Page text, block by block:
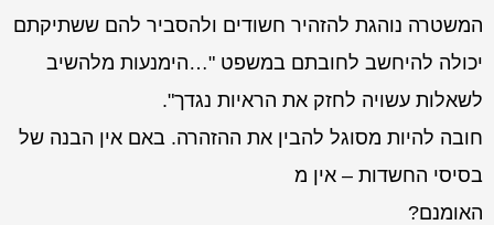
המשטרה נוהגת להזהיר חשודים ולהסביר להם ששתיקתם
יכולה להיחשב לחובתם במשפט "…הימנעות מלהשיב
לשאלות עשויה לחזק את הראיות נגדך".
חובה להיות מסוגל להבין את ההזהרה. באם אין הבנה של
בסיסי החשדות – אין מ
האומנם?